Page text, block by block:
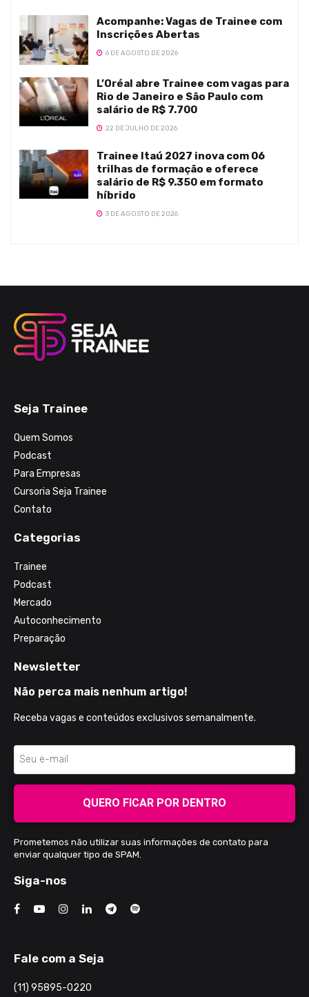
Acompanhe: Vagas de Trainee com
Inscrições Abertas
6 DE AGOSTO DE 2026
L’Oréal abre Trainee com vagas para
Rio de Janeiro e São Paulo com
salário de R$ 7.700
22 DE JULHO DE 2026
Trainee Itaú 2027 inova com 06
trilhas de formação e oferece
salário de R$ 9.350 em formato
híbrido
3 DE AGOSTO DE 2026
Seja Trainee
Quem Somos
Podcast
Para Empresas
Cursoria Seja Trainee
Contato
Categorias
Trainee
Podcast
Mercado
Autoconhecimento
Preparação
Newsletter
Não perca mais nenhum artigo!
Receba vagas e conteúdos exclusivos semanalmente.
QUERO FICAR POR DENTRO
Prometemos não utilizar suas informações de contato para
enviar qualquer tipo de SPAM.
Siga-nos
Fale com a Seja
(11) 95895-0220